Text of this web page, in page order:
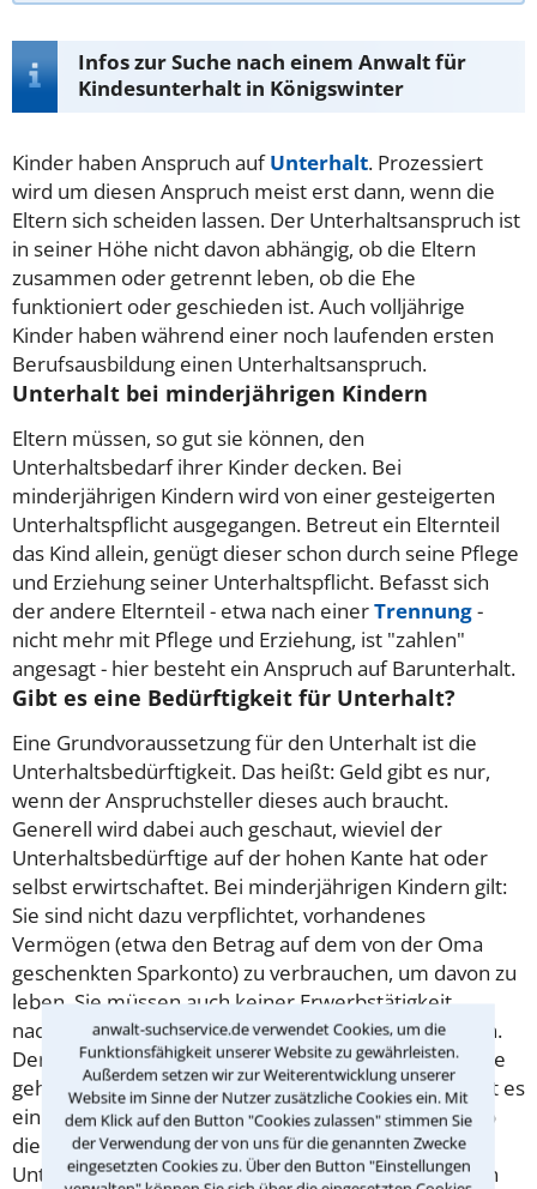
anwalt-suchservice.de verwendet Cookies, um die
Funktionsfähigkeit unserer Website zu gewährleisten.
Außerdem setzen wir zur Weiterentwicklung unserer
Website im Sinne der Nutzer zusätzliche Cookies ein. Mit
dem Klick auf den Button "Cookies zulassen" stimmen Sie
der Verwendung der von uns für die genannten Zwecke
eingesetzten Cookies zu. Über den Button "Einstellungen
Infos zur Suche nach einem Anwalt für
Kindesunterhalt in Königswinter
Kinder haben Anspruch aufUnterhalt. Prozessiert
wird um diesen Anspruch meist erst dann, wenn die
Eltern sich scheiden lassen. Der Unterhaltsanspruch ist
in seiner Höhe nicht davon abhängig, ob die Eltern
zusammen oder getrennt leben, ob die Ehe
funktioniert oder geschieden ist. Auch volljährige
Kinder haben während einer noch laufenden ersten
Berufsausbildung einen Unterhaltsanspruch.
Unterhalt bei minderjährigen Kindern
Eltern müssen, so gut sie können, den
Unterhaltsbedarf ihrer Kinder decken. Bei
minderjährigen Kindern wird von einer gesteigerten
Unterhaltspflicht ausgegangen. Betreut ein Elternteil
das Kind allein, genügt dieser schon durch seine Pflege
und Erziehung seiner Unterhaltspflicht. Befasst sich
der andere Elternteil - etwa nach einerTrennung-
nicht mehr mit Pflege und Erziehung, ist "zahlen"
angesagt - hier besteht ein Anspruch auf Barunterhalt.
Gibt es eine Bedürftigkeit für Unterhalt?
Eine Grundvoraussetzung für den Unterhalt ist die
Unterhaltsbedürftigkeit. Das heißt: Geld gibt es nur,
wenn der Anspruchsteller dieses auch braucht.
Generell wird dabei auch geschaut, wieviel der
Unterhaltsbedürftige auf der hohen Kante hat oder
selbst erwirtschaftet. Bei minderjährigen Kindern gilt:
Sie sind nicht dazu verpflichtet, vorhandenes
Vermögen (etwa den Betrag auf dem von der Oma
geschenkten Sparkonto) zu verbrauchen, um davon zu
leben. Sie müssen auch keiner Erwerbstätigkeit
nachgehen, um ihren Lebensunterhalt zu bestreiten.
Denn Minderjährige sollen zunächst mal in die Schule
gehen und eine Ausbildung machen. Allerdeings gibt es
ein paar Ausnahmen: Einkünfte aus Vermögen - also
die Zinsen aus dem Sparkonto - sind beim
Unterhaltsbedarf mit anzurechnen. Ein Verbrauchen